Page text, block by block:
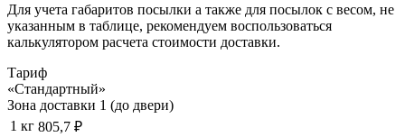
Для учета габаритов посылки а также для посылок с весом, не
указанным в таблице, рекомендуем воспользоваться
калькулятором расчета стоимости доставки.
Тариф
«Стандартный»
Зона доставки 1 (до двери)
1 кг 805,7 ₽